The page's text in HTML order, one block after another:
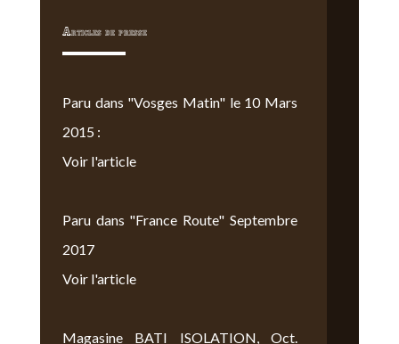
Articles de presse
Paru dans "Vosges Matin" le 10 Mars
2015 :
Voir l'article
Paru dans "France Route" Septembre
2017
Voir l'article
Magasine BATI ISOLATION, Oct.